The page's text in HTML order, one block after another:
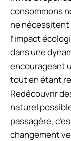
consommons
ne nécessitent
l’impact
dans une
encourageant
tout en étant
Redécouvrir
naturel
passagère,
changement